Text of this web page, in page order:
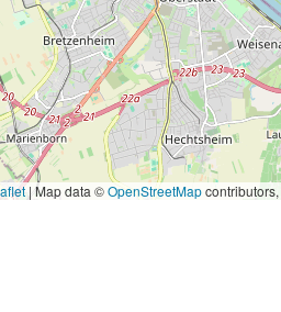
| Map data ©OpenStreetMapcontributors,